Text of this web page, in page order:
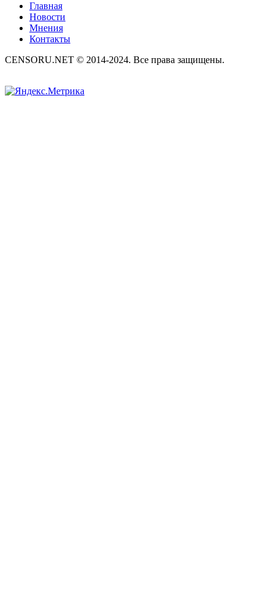
Главная
Новости
Мнения
Контакты
CENSORU.NET © 2014-2024. Все права защищены.